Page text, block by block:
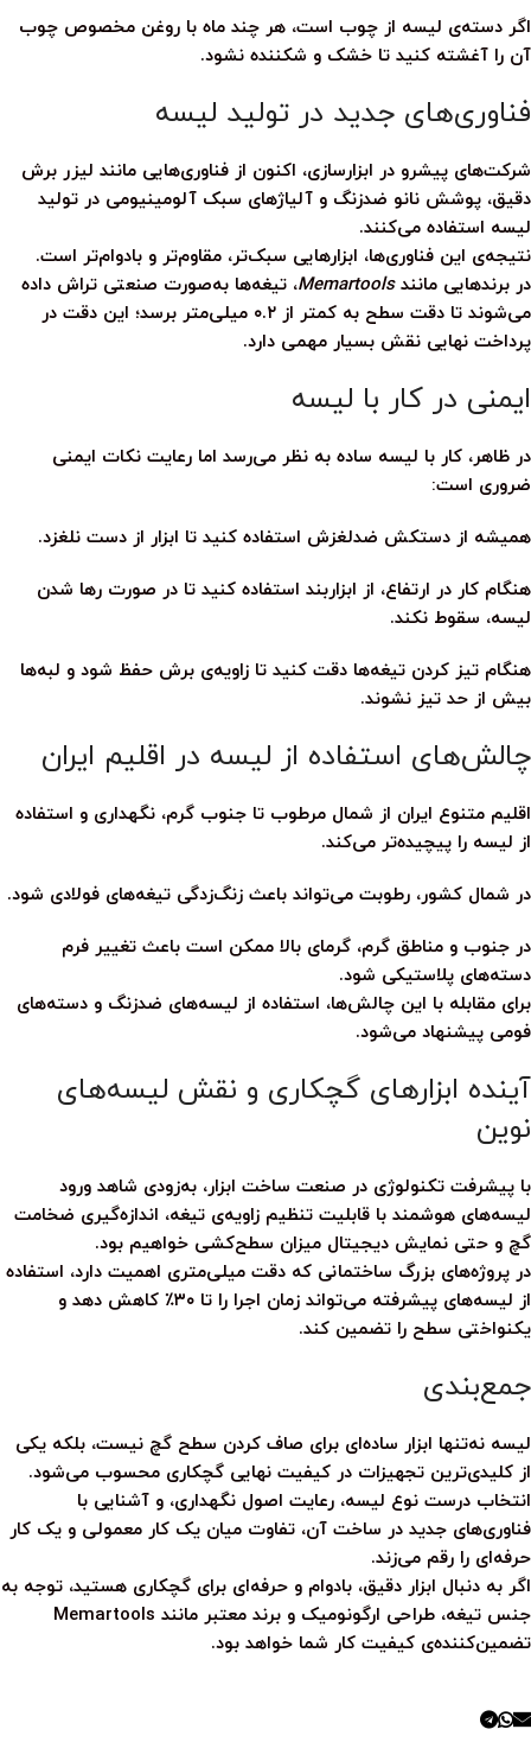
اگر دسته‌ی لیسه از چوب است، هر چند ماه با روغن مخصوص چوب
آن را آغشته کنید تا خشک و شکننده نشود.
فناوری‌های جدید در تولید لیسه
شرکت‌های پیشرو در ابزارسازی، اکنون از فناوری‌هایی مانند لیزر برش
دقیق، پوشش نانو ضدزنگ و آلیاژهای سبک آلومینیومی در تولید
لیسه استفاده می‌کنند.
نتیجه‌ی این فناوری‌ها، ابزارهایی سبک‌تر، مقاوم‌تر و بادوام‌تر است.
در برندهایی مانندMemartools، تیغه‌ها به‌صورت صنعتی تراش داده
می‌شوند تا دقت سطح به کمتر از ۰.۲ میلی‌متر برسد؛ این دقت در
پرداخت نهایی نقش بسیار مهمی دارد.
ایمنی در کار با لیسه
در ظاهر، کار با لیسه ساده به نظر می‌رسد اما رعایت نکات ایمنی
ضروری است:
همیشه از دستکش ضدلغزش استفاده کنید تا ابزار از دست نلغزد.
هنگام کار در ارتفاع، از ابزاربند استفاده کنید تا در صورت رها شدن
لیسه، سقوط نکند.
هنگام تیز کردن تیغه‌ها دقت کنید تا زاویه‌ی برش حفظ شود و لبه‌ها
بیش از حد تیز نشوند.
چالش‌های استفاده از لیسه در اقلیم ایران
اقلیم متنوع ایران از شمال مرطوب تا جنوب گرم، نگهداری و استفاده
از لیسه را پیچیده‌تر می‌کند.
در شمال کشور، رطوبت می‌تواند باعث زنگ‌زدگی تیغه‌های فولادی شود.
در جنوب و مناطق گرم، گرمای بالا ممکن است باعث تغییر فرم
دسته‌های پلاستیکی شود.
برای مقابله با این چالش‌ها، استفاده از لیسه‌های ضدزنگ و دسته‌های
فومی پیشنهاد می‌شود.
آینده ابزارهای گچکاری و نقش لیسه‌های
نوین
با پیشرفت تکنولوژی در صنعت ساخت ابزار، به‌زودی شاهد ورود
لیسه‌های هوشمند با قابلیت تنظیم زاویه‌ی تیغه، اندازه‌گیری ضخامت
گچ و حتی نمایش دیجیتال میزان سطح‌کشی خواهیم بود.
در پروژه‌های بزرگ ساختمانی که دقت میلی‌متری اهمیت دارد، استفاده
از لیسه‌های پیشرفته
می‌تواند زمان اجرا را تا ۳۰٪ کاهش دهد و
یکنواختی سطح را تضمین کند.
جمع‌بندی
لیسه نه‌تنها ابزار ساده‌ای برای صاف کردن سطح گچ نیست، بلکه یکی
از کلیدی‌ترین تجهیزات در کیفیت نهایی گچکاری محسوب می‌شود.
انتخاب درست نوع لیسه، رعایت اصول نگهداری، و آشنایی با
فناوری‌های جدید در ساخت آن، تفاوت میان یک کار معمولی و یک کار
حرفه‌ای را رقم می‌زند.
اگر به دنبال ابزار دقیق، بادوام و حرفه‌ای برای گچکاری هستید، توجه به
جنس تیغه، طراحی ارگونومیک و برند معتبر مانند Memartools
تضمین‌کننده‌ی کیفیت کار شما خواهد بود.